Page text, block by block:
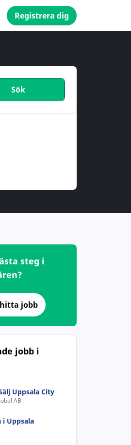
Registrera dig
Sök
steg i
jobb
jobb i
Uppsala City
AB
i Uppsala